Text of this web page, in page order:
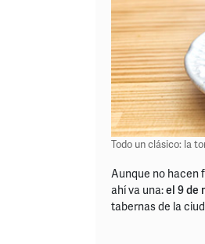
Todo un clásico: la
Aunque no hacen
ahí va una:el 9 de
tabernas de la